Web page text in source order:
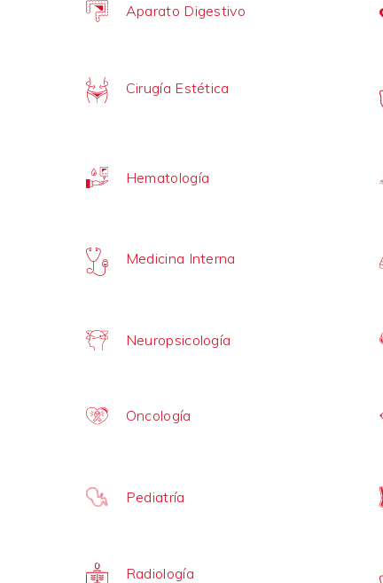
Aparato Digestivo
Cirugía Estética
Hematología
Medicina Interna
Neuropsicología
Oncología
Pediatría
Radiología